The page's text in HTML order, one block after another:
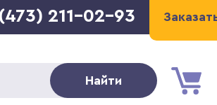
211-02-93
Найти